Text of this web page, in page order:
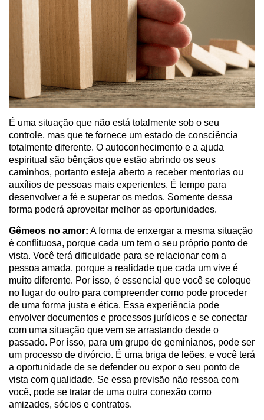
É uma situação que não está totalmente sob o seu
controle, mas que te fornece um estado de consciência
totalmente diferente. O autoconhecimento e a ajuda
espiritual são bênçãos que estão abrindo os seus
caminhos, portanto esteja aberto a receber mentorias ou
auxílios de pessoas mais experientes. É tempo para
desenvolver a fé e superar os medos. Somente dessa
forma poderá aproveitar melhor as oportunidades.
Gêmeos no amor: A forma de enxergar a mesma situação
é conflituosa, porque cada um tem o seu próprio ponto de
vista. Você terá dificuldade para se relacionar com a
pessoa amada, porque a realidade que cada um vive é
muito diferente. Por isso, é essencial que você se coloque
no lugar do outro para compreender como pode proceder
de uma forma justa e ética. Essa experiência pode
envolver documentos e processos jurídicos e se conectar
com uma situação que vem se arrastando desde o
passado. Por isso, para um grupo de geminianos, pode ser
um processo de divórcio. É uma briga de leões, e você terá
a oportunidade de se defender ou expor o seu ponto de
vista com qualidade. Se essa previsão não ressoa com
você, pode se tratar de uma outra conexão como
amizades, sócios e contratos.